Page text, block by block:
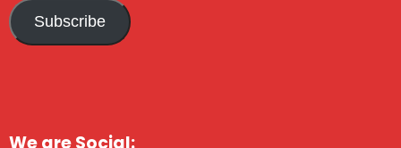
Subscribe